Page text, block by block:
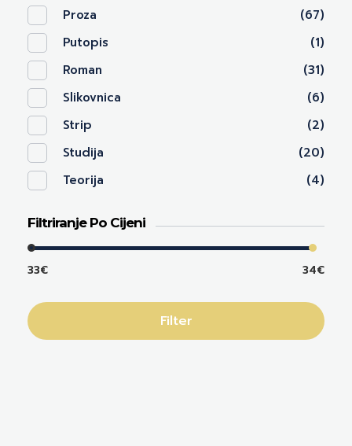
Proza
(67)
Putopis
(1)
Roman
(31)
Slikovnica
(6)
Strip
(2)
Studija
(20)
Teorija
(4)
Filtriranje Po Cijeni
33€ 34€
Filter